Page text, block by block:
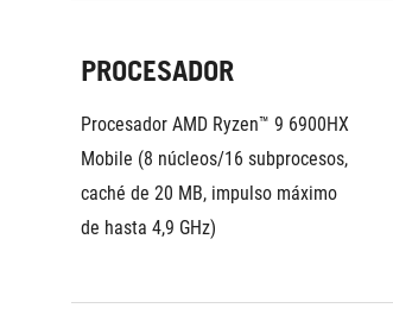
PROCESADOR
Procesador AMD Ryzen™ 9 6900HX
Mobile (8 núcleos/16 subprocesos,
caché de 20 MB, impulso máximo
de hasta 4,9 GHz)